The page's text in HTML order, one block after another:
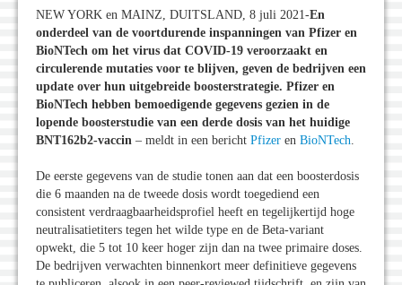
NEW YORK en MAINZ, DUITSLAND, 8 juli 2021-En
onderdeel van de voortdurende inspanningen van Pfizer en
BioNTech om het virus dat COVID-19 veroorzaakt en
circulerende mutaties voor te blijven, geven de bedrijven een
update over hun uitgebreide boosterstrategie. Pfizer en
BioNTech hebben bemoedigende gegevens gezien in de
lopende boosterstudie van een derde dosis van het huidige
BNT162b2-vaccin – meldt in een bericht Pfizer en BioNTech.
De eerste gegevens van de studie tonen aan dat een boosterdosis
die 6 maanden na de tweede dosis wordt toegediend een
consistent verdraagbaarheidsprofiel heeft en tegelijkertijd hoge
neutralisatietiters tegen het wilde type en de Beta-variant
opwekt, die 5 tot 10 keer hoger zijn dan na twee primaire doses.
De bedrijven verwachten binnenkort meer definitieve gegevens